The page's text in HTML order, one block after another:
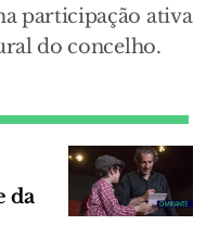
participação ativa
do concelho.
da